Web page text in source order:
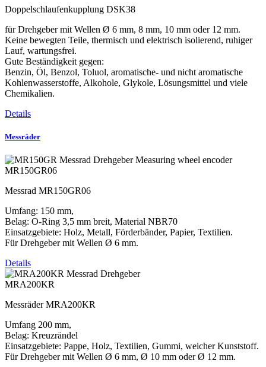
Doppelschlaufenkupplung DSK38
für Drehgeber mit Wellen Ø 6 mm, 8 mm, 10 mm oder 12 mm.
Keine bewegten Teile, thermisch und elektrisch isolierend, ruhiger
Lauf, wartungsfrei.
Gute Beständigkeit gegen:
Benzin, Öl, Benzol, Toluol, aromatische- und nicht aromatische
Kohlenwasserstoffe, Alkohole, Glykole, Lösungsmittel und viele
Chemikalien.
Details
Messräder
MR150GR06
Messrad MR150GR06
Umfang: 150 mm,
Belag: O-Ring 3,5 mm breit, Material NBR70
Einsatzgebiete: Holz, Metall, Förderbänder, Papier, Textilien.
Für Drehgeber mit Wellen Ø 6 mm.
Details
MRA200KR
Messräder MRA200KR
Umfang 200 mm,
Belag: Kreuzrändel
Einsatzgebiete: Pappe, Holz, Textilien, Gummi, weicher Kunststoff.
Für Drehgeber mit Wellen Ø 6 mm, Ø 10 mm oder Ø 12 mm.